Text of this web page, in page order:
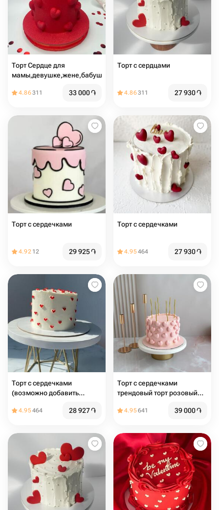
Торт Сердце для
мамы,девушке,жене,бабушке
4.86311 33 000֏
Торт с сердцами️
4.86311 27 930֏
Торт с сердечками
4.92 12 29 925֏
Торт с сердечками
4.95464 27 930֏
Торт с сердечками
(возможно добавить
4.95464 28 927֏
Торт с сердечками
трендовый торт розовый
на день рождения
4.95641 39 000֏